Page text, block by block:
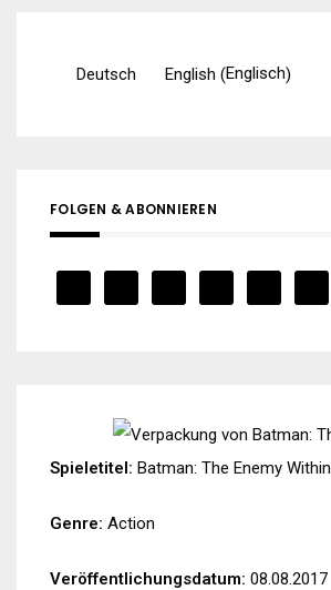
Deutsch English (Englisch)
FOLGEN & ABONNIEREN
Spieletitel: Batman: The Enemy Within
Genre: Action
Veröffentlichungsdatum: 08.08.2017